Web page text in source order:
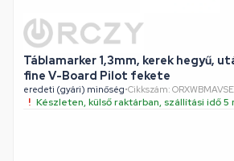
Táblamarker 1,3mm, kerek hegyű,
fine V-Board Pilot fekete
eredeti (gyári) minőség•Cikkszám:
Készleten, külső raktárban, szállítási idő 5